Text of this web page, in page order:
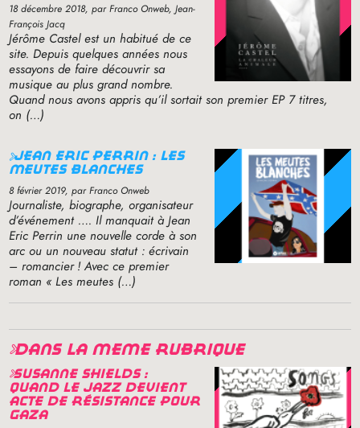
18 décembre 2018, par Franco Onweb, Jean-
François Jacq
Jérôme Castel est un habitué de ce
site. Depuis quelques années nous
essayons de faire découvrir sa
musique au plus grand nombre.
Quand nous avons appris qu’il sortait son premierEP7 titres,
on (…)
jean eric perrin : les
meutes blanches
8 février 2019, par Franco Onweb
Journaliste, biographe, organisateur
d’événement …. Il manquait à Jean
Eric Perrin une nouvelle corde à son
arc ou un nouveau statut : écrivain
– romancier ! Avec ce premier
roman « Les meutes (…)
dans la même rubrique
susanne shields :
quand le jazz devient
acte de résistance pour
gaza